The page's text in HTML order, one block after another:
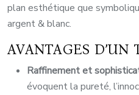
plan esthétique que
argent & blanc.
AVANTAGES
Raffinement et
évoquent la pureté,